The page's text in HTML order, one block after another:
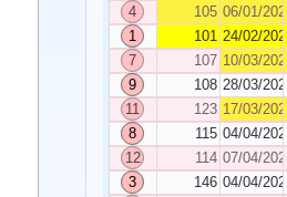
4
105 06/01/2023
1
101 24/02/2023
7
107 10/03/2023
9
108 28/03/2023
11
123 17/03/2023
8
115 04/04/2023
12
114 07/04/2023
3
146 04/04/2023